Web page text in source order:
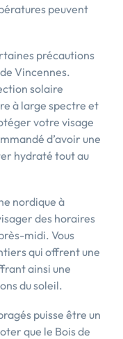
peuvent
précautions
Vincennes.
solaire
à large spectre et
votre visage
d’avoir une
hydraté tout au
nordique à
des horaires
midi. Vous
qui offrent une
ainsi une
du soleil.
puisse être un
que le Bois de